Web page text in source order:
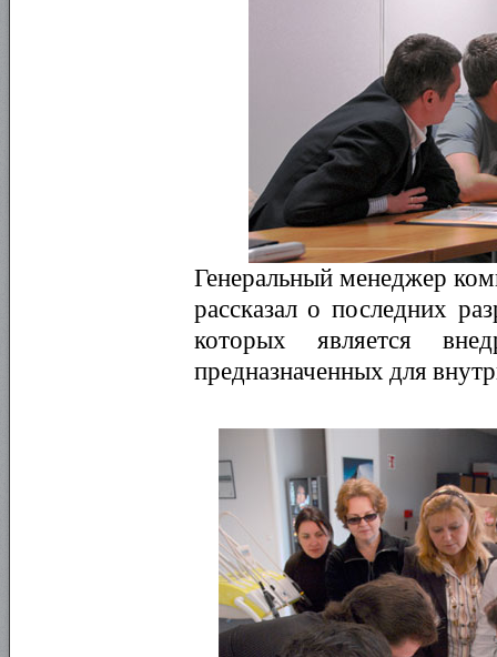
Генеральный менеджер
рассказал о последних
которых является
предназначенных для